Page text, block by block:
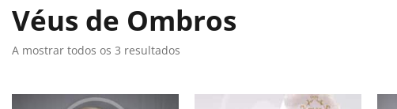
Véus de Ombros
A mostrar todos os 3 resultados